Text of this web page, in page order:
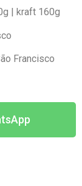
| kraft 160g
Francisco